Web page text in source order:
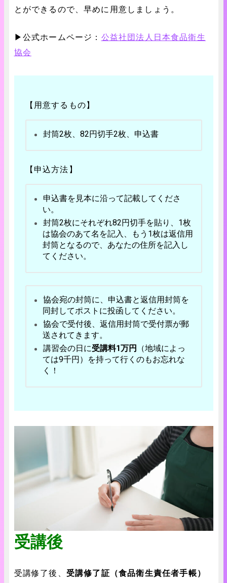
とができるので、早めに用意しましょう。
▶︎公式ホームページ： 公益社団法人日本食品衛生
協会
【用意するもの】
封筒2枚、82円切手2枚、申込書
【申込方法】
申込書を見本に沿って記載してくださ
い。
封筒2枚にそれぞれ82円切手を貼り、1枚
は協会のあて名を記入、もう1枚は返信用
封筒となるので、あなたの住所を記入し
てください。
協会宛の封筒に、申込書と返信用封筒を
同封してポストに投函してください。
協会で受付後、返信用封筒で受付票が郵
送されてきます。
講習会の日に受講料1万円
（地域によっ
ては9千円）を持って行くのもお忘れな
く！
受講後
受講修了後、 受講修了証（食品衛生責任者手帳）